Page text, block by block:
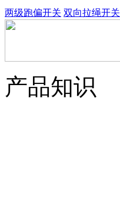
两级跑偏开关 双向拉绳开关
产品知识